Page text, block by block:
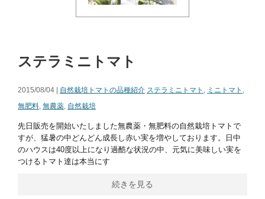
ステラミニトマト
2015/08/04 | 自然栽培トマトの品種紹介 ステラミニトマト , ミニトマト ,
無肥料, 無農薬, 自然栽培
先日販売を開始いたしました無農薬・無肥料の自然栽培トマトで
すが、猛暑の中どんどん成長し赤い実を増やしております。日中
のハウスは40度以上になり過酷な状況の中、元気に美味しい実を
つけるトマト達は本当にす
続きを見る